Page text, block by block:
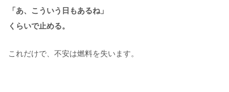
「あ、こういう日もあるね」
くらいで止める。
これだけで、不安は燃料を失います。